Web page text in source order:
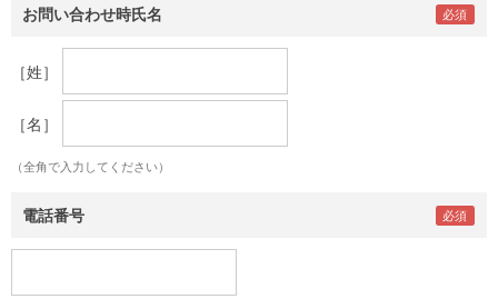
お問い合わせ時氏名
［姓］
［名］
（全角で入力してください）
電話番号